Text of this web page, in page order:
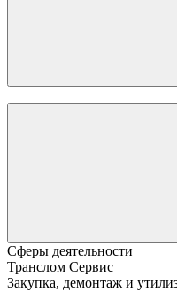
Сферы деятельности
Транслом Сервис
Закупка, демонтаж и